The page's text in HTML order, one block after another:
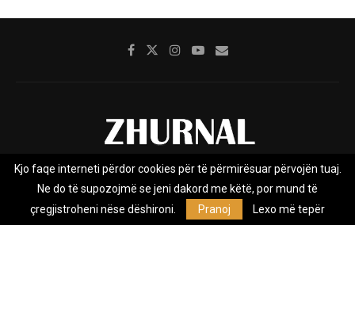
Rreth nesh Impresumi Marketing
Privacy Policy
Zhurnal.mk është Agjenci e Lajmeve e pavarur, e themeluar në vitin
Kjo faqe interneti përdor cookies për të përmirësuar përvojën tuaj.
Ne do të supozojmë se jeni dakord me këtë, por mund të
çregjistroheni nëse dëshironi.
Pranoj Lexo më tepër